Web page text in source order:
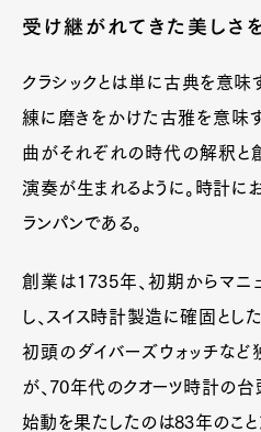
Art&DesignWatch
Product
Pen Membership
Official Columnist
Pen
Pen international
受け継がれてきた美しさ
クラシックとは単に古典を意味
練に磨きをかけた古雅を意味す
曲がそれぞれの時代の解釈と
演奏が生まれるように。時計に
ランパンである。
創業は1735年、初期からマニ
し、スイス時計製造に確固とし
初頭のダイバーズウォッチな
が、70年代のクオーツ時計の
始動を果たしたのは83年のこと